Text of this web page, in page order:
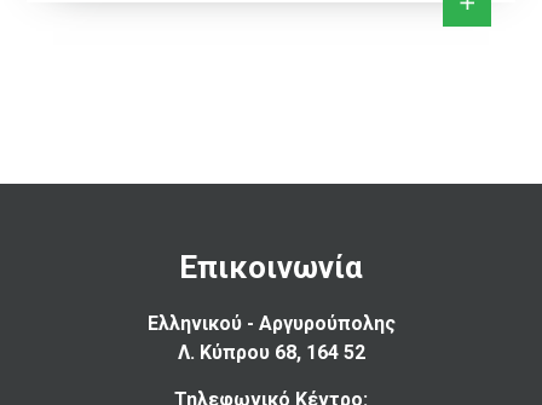
Επικοινωνία
Ελληνικού - Αργυρούπολης
Λ. Κύπρου 68, 164 52
Τηλεφωνικό Κέντρο: